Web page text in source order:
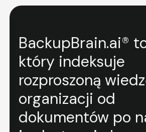
BackupBrain.ai®
który indeksuje
rozproszoną
organizacji od
dokumentów po